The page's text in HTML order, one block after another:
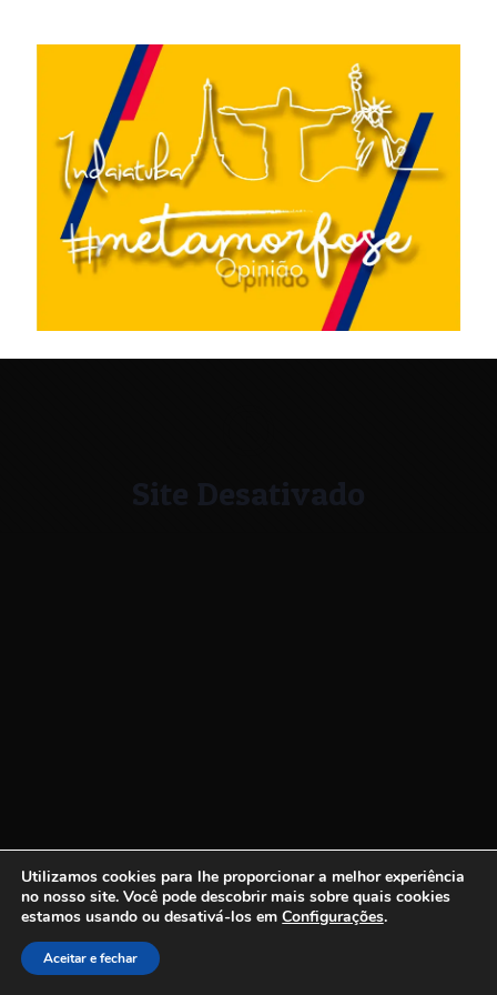
Site Desativado
Utilizamos cookies para lhe proporcionar a melhor experiência
no nosso site. Você pode descobrir mais sobre quais cookies
estamos usando ou desativá-los em Configurações.
Aceitar e fechar